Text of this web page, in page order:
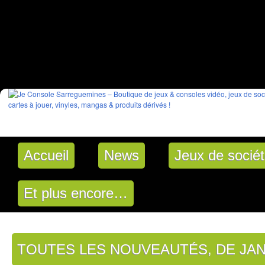
Accueil News Jeux de
Et plus encore…
TOUTES LES NOUVEAUTÉS, DE